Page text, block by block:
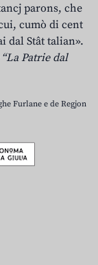
parons, che
cumò di cent
dal Stât talian».
Patrie dal
Furlane e de Regjon